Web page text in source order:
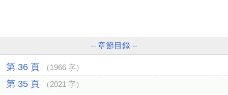
-- 章節目錄 --
第 36 頁 （1966 字）
第 35 頁 （2021 字）